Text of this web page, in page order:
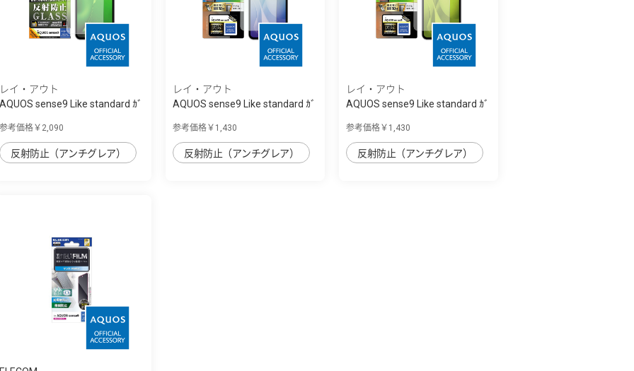
レイ・アウト
AQUOS sense9 Like standard ｶﾞ
参考価格￥2,090
反射防止（アンチグレア）
レイ・アウト
AQUOS sense9 Like standard ｶﾞ
参考価格￥1,430
反射防止（アンチグレア）
レイ・アウト
AQUOS sense9 Like standard ｶﾞ
参考価格￥1,430
反射防止（アンチグレア）